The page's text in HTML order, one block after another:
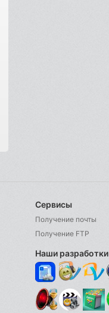
Сервисы
Получение почты
Получение FTP
Наши разработки